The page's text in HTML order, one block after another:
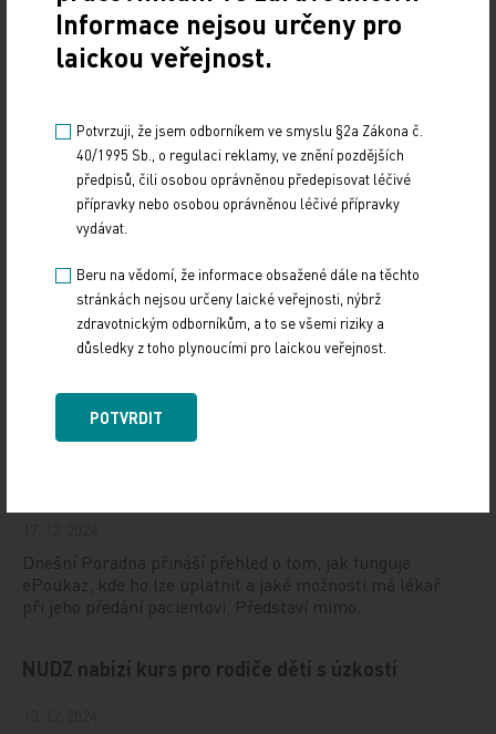
19. světový kongres Controversies in Neurology
(CONy)
19. světový kongres Controversies in Neurology (CONy)
se bude konat v termínu 20.–22. března 2025 v Praze.
Dnešní Poradna přináší přehled o tom, jak funguje
ePoukaz, kde ho lze uplatnit a jaké možnosti má lékař
při jeho předání pacientovi. Představí mimo…
NUDZ nabízí kurs pro rodiče dětí s úzkostí
Informace nejsou určeny pro
laickou veřejnost.
Potvrzuji, že jsem odborníkem ve smyslu §2a Zákona č.
40/1995 Sb., o regulaci reklamy, ve znění pozdějších
předpisů, čili osobou oprávněnou předepisovat léčivé
přípravky nebo osobou oprávněnou léčivé přípravky
vydávat.
Beru na vědomí, že informace obsažené dále na těchto
stránkách nejsou určeny laické veřejnosti, nýbrž
zdravotnickým odborníkům, a to se všemi riziky a
důsledky z toho plynoucími pro laickou veřejnost.
POTVRDIT